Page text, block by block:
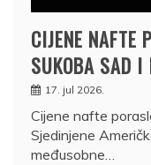
CIJENE NAFTE
SUKOBA SAD I
17. jul 2026.
Cijene nafte
Sjedinjene
međusobne…